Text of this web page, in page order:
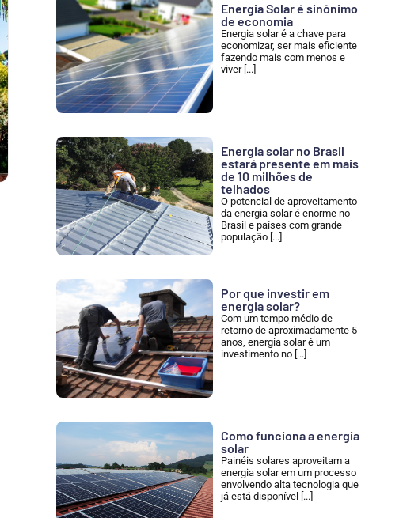
Energia Solar é sinônimo
de economia
Energia solar é a chave para
economizar, ser mais eficiente
fazendo mais com menos e
viver [...]
Energia solar no Brasil
estará presente em mais
de 10 milhões de
telhados
O potencial de aproveitamento
da energia solar é enorme no
Brasil e países com grande
população [...]
Por que investir em
energia solar?
Com um tempo médio de
retorno de aproximadamente 5
anos, energia solar é um
investimento no [...]
Como funciona a energia
solar
Painéis solares aproveitam a
energia solar em um processo
envolvendo alta tecnologia que
já está disponível [...]